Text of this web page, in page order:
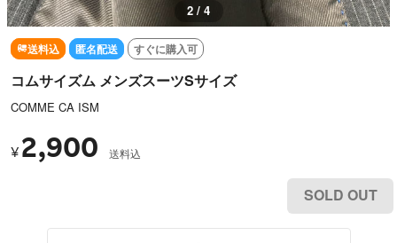
2 / 4
送料込 匿名配送 すぐに購入可
コムサイズム メンズスーツSサイズ
COMME CA ISM
¥ 2,900 送料込
SOLD OUT